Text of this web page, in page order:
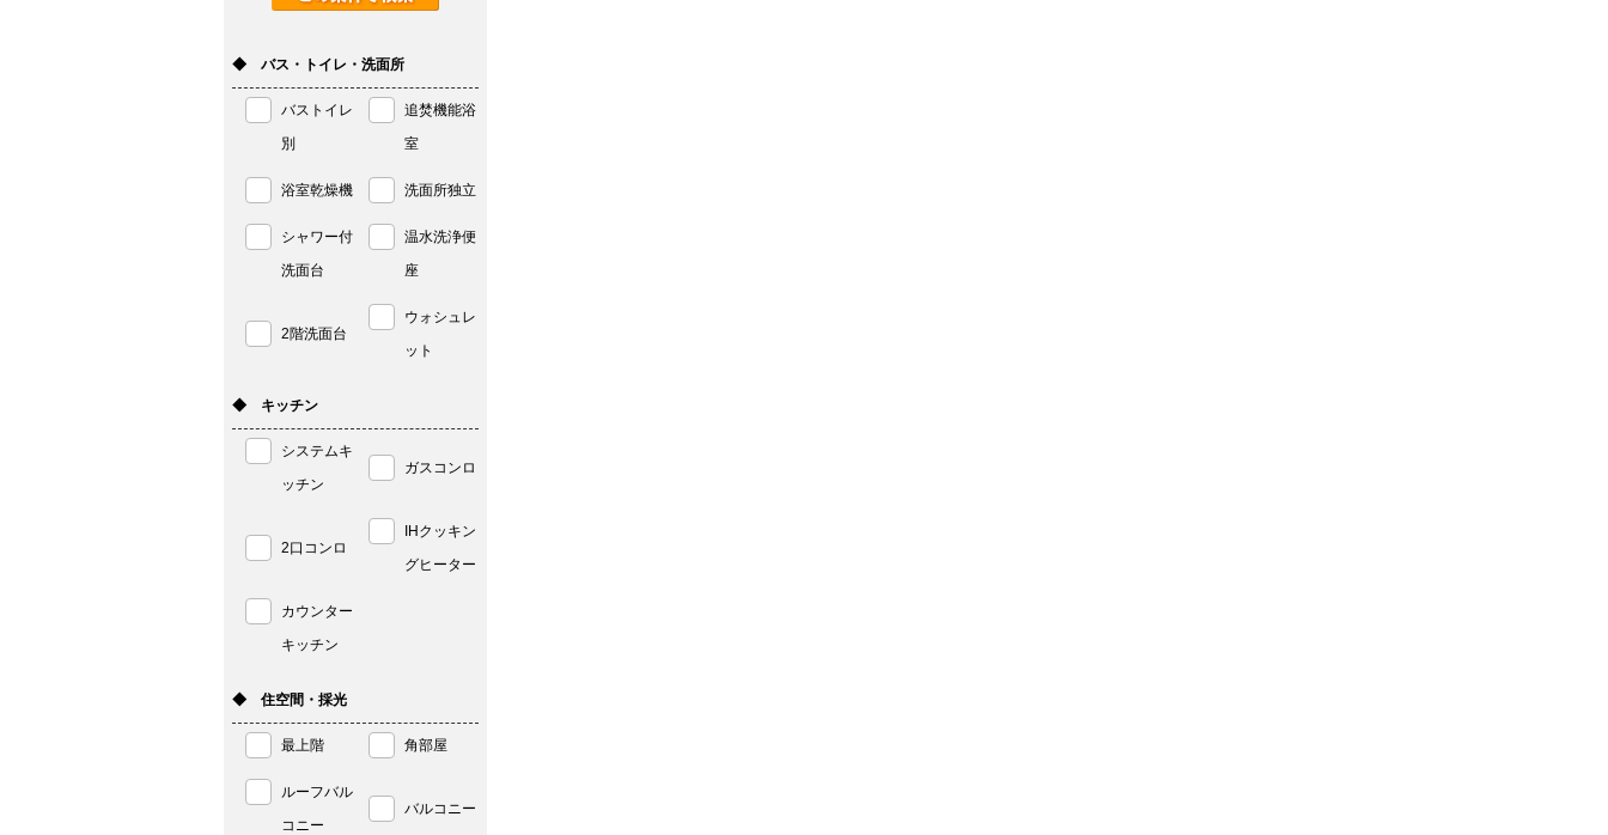
◆ バス・トイレ・洗面所
バストイレ
別
追焚機能浴
室
浴室乾燥機 洗面所独立
シャワー付
洗面台
温水洗浄便
座
2階洗面台
ウォシュレ
ット
◆ キッチン
システムキ
ッチン
ガスコンロ
2口コンロ
IHクッキン
グヒーター
カウンター
キッチン
◆ 住空間・採光
最上階 角部屋
ルーフバル
コニー
バルコニー